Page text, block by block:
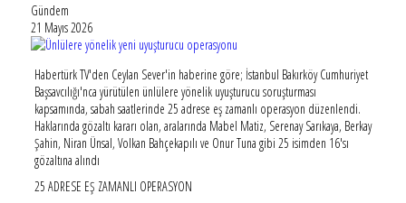
Gündem
21 Mayıs 2026
Habertürk TV'den Ceylan Sever'in haberine göre; İstanbul Bakırköy Cumhuriyet
Başsavcılığı'nca yürütülen ünlülere yönelik uyuşturucu soruşturması
kapsamında, sabah saatlerinde 25 adrese eş zamanlı operasyon düzenlendi.
Haklarında gözaltı kararı olan, aralarında Mabel Matiz, Serenay Sarıkaya, Berkay
Şahin, Niran Ünsal, Volkan Bahçekapılı ve Onur Tuna gibi 25 isimden 16'sı
gözaltına alındı
25 ADRESE EŞ ZAMANLI OPERASYON